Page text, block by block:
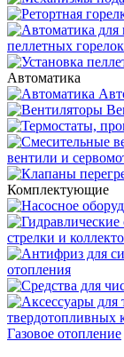
пеллетных горелок
Автоматика
вентили и
Комплектующие
стрелки и
отопления
твердотопливных
Газовое отопление